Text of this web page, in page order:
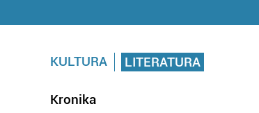
KULTURA LITERATURA
Kronika